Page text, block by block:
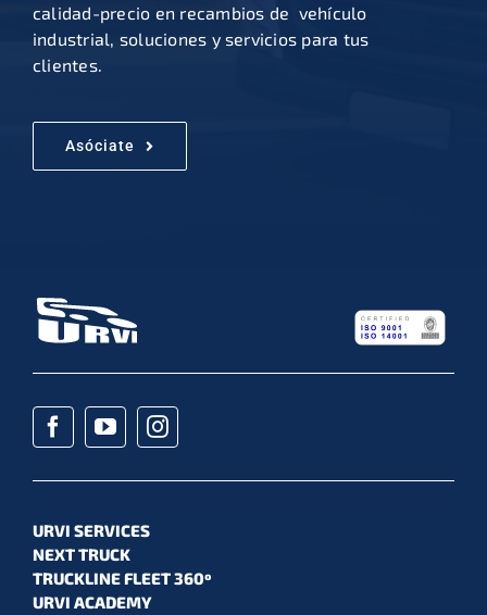
calidad-precio en recambios de vehículo
industrial, soluciones y servicios para tus
clientes.
Asóciate
URVI SERVICES
NEXT TRUCK
TRUCKLINE FLEET 360º
URVI ACADEMY